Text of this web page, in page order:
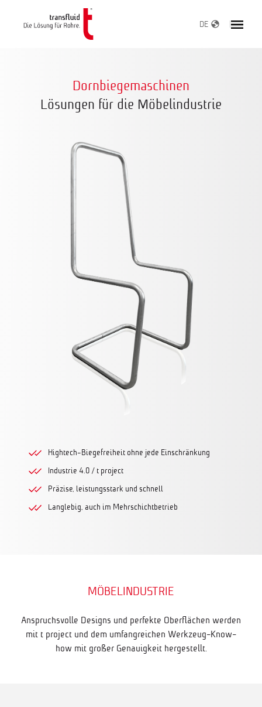
DE
Dornbiegemaschinen
Lösungen für die Möbelindustrie
Hightech-Biegefreiheit ohne jede Einschränkung
Industrie 4.0 / t project
Präzise, leistungsstark und schnell
Langlebig, auch im Mehrschichtbetrieb
MÖBELINDUSTRIE
Anspruchsvolle Designs und perfekte Oberflächen werden
mit t project und dem umfangreichen Werkzeug-Know-
how mit großer Genauigkeit hergestellt.